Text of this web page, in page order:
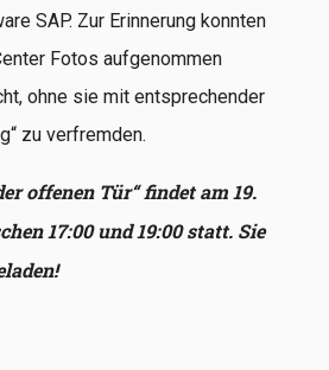
SAP. Zur Erinnerung konnten
Fotos aufgenommen
ohne sie mit entsprechender
zu verfremden.
offenen Tür“ findet am 19.
17:00 und 19:00 statt. Sie